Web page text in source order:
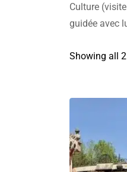
Culture
guidée avec
Showing all